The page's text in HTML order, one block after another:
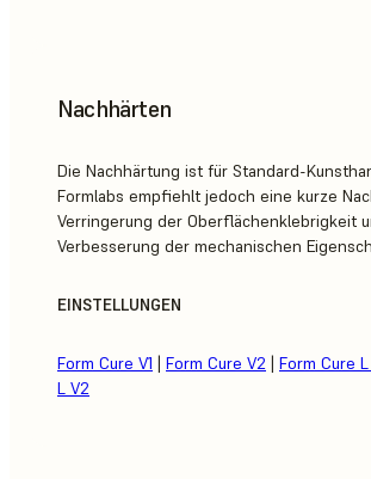
Nachhärten
Die Nachhärtung ist für Standard-
Formlabs empfiehlt jedoch eine kurze
Verringerung der Oberflächenklebrigkeit
Verbesserung der mechanischen
EINSTELLUNGEN
Form Cure V1 | Form Cure V2 | Form Cure L
L V2